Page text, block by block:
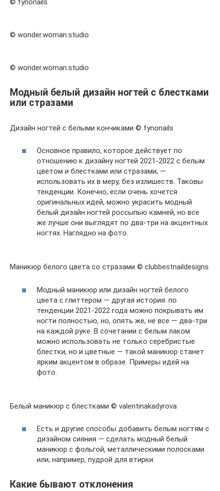
© wonder.woman.studio
© wonder.woman.studio
Модный белый дизайн ногтей с блестками
или стразами
Дизайн ногтей с белыми кончиками © fynonails
Основное правило, которое действует по
отношению к дизайну ногтей 2021-2022 с белым
цветом и блестками или стразами, —
использовать их в меру, без излишеств. Таковы
тенденции. Конечно, если очень хочется
оригинальных идей, можно украсить модный
белый дизайн ногтей россыпью камней, но все
же лучше они выглядят по два-три на акцентных
ногтях. Наглядно на фото.
Маникюр белого цвета со стразами © clubbestnaildesigns
Модный маникюр или дизайн ногтей белого
цвета с глиттером — другая история: по
тенденции 2021-2022 года можно покрывать им
ногти полностью, но, опять же, не все — два-три
на каждой руке. В сочетании с белым лаком
можно использовать не только серебристые
блестки, но и цветные — такой маникюр станет
ярким акцентом в образе. Примеры идей на
фото.
Белый маникюр с блестками © valentinakadyrova
Есть и другие способы добавить белым ногтям с
дизайном сияния — сделать модный белый
маникюр с фольгой, металлическими полосками
или, например, пудрой для втирки.
Какие бывают отклонения